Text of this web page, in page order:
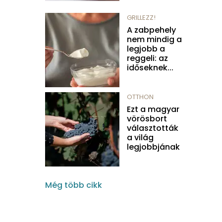
GRILLEZZ!
A zabpehely
nem mindig a
legjobb a
reggeli: az
időseknek...
OTTHON
Ezt a magyar
vörösbort
választották
a világ
legjobbjának
Még több cikk